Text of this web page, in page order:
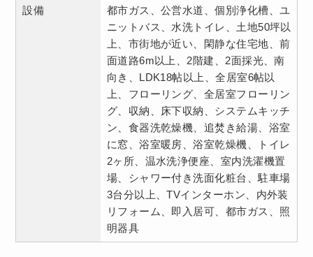
設備
都市ガス、公営水道、個別浄化槽、ユ
ニットバス、水洗トイレ、土地50坪以
上、市街地が近い、閑静な住宅地、前
面道路6m以上、2階建、2面採光、南
向き、LDK18帖以上、全居室6帖以
上、フローリング、全居室フローリン
グ、収納、床下収納、システムキッチ
ン、食器洗乾燥機、追焚き給湯、浴室
に窓、浴室暖房、浴室乾燥機、トイレ
2ヶ所、温水洗浄便座、室内洗濯機置
場、シャワー付き洗面化粧台、駐車場
3台分以上、TVインターホン、内外装
リフォーム、即入居可、都市ガス、照
明器具